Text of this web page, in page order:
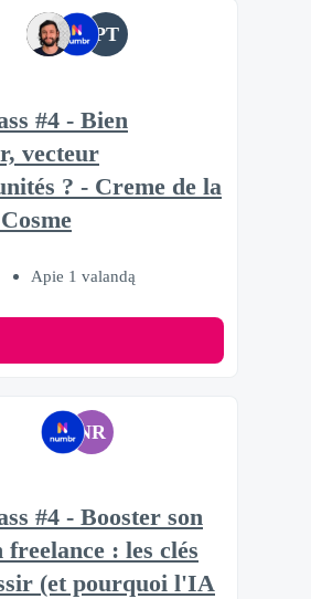
PT
#4 - Bien
vecteur
? - Creme de la
Apie 1 valandą
NR
#4 - Booster son
freelance : les clés
(et pourquoi l'IA